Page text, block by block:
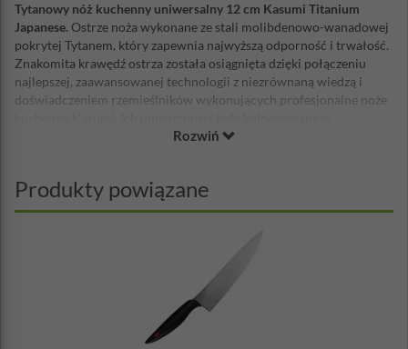
Tytanowy nóż kuchenny uniwersalny 12 cm Kasumi Titanium
Japanese. Ostrze noża wykonane ze stali molibdenowo-wanadowej
pokrytej Tytanem, który zapewnia najwyższą odporność i trwałość.
Znakomita krawędź ostrza została osiągnięta dzięki połączeniu
najlepszej, zaawansowanej technologii z niezrównaną wiedzą i
doświadczeniem rzemieślników wykonujących profesjonalne noże
tradycyjnych, japońskich technikach wytwarzania mieczy,
Zastosowany Tytan
jest nietoksyczny i nie wytwarza jonu
żelazawego, zapobiega spożywaniu metalicznego smaku,
pozwalając cieszyć się prawdziwym smakiem potrwa. Tytan jest
konserwacji i codziennym użytkowaniu. Odporny na ścieranie,
chroni mocną i ostrą krawędź ostrza wykonanego ze stali
molibdenowo-wanadowej. Połączenie tych dwóch materiałów
zapewnia, że krawędź tnąca pozostaje ostraw tak długo, jak to tylko
Rozwiń
Produkty powiązane